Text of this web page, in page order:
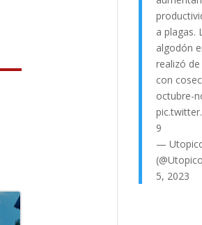
a plagas.
algodón
realizó
con
octubre-
9
—
5, 2023